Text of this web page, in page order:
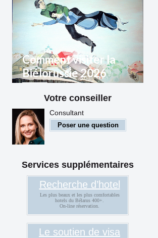
Comment visiter la
Biélorussie 2026
Règles d'entrée en
Biélorussie pour les citoyens
étrangers
Votre conseiller
Consultant
Poser une question
Services supplémentaires
Recherche d’hotel
Les plus beaux et les plus comfortables
hotels du Bélarus 400+.
On-line réservation.
Le soutien de visa